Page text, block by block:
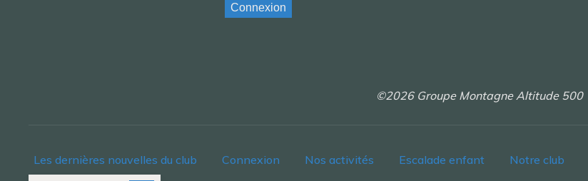
Connexion
©2026 Groupe Montagne Altitude 500
Les dernières nouvelles du club Connexion Nos activités Escalade enfant Notre club